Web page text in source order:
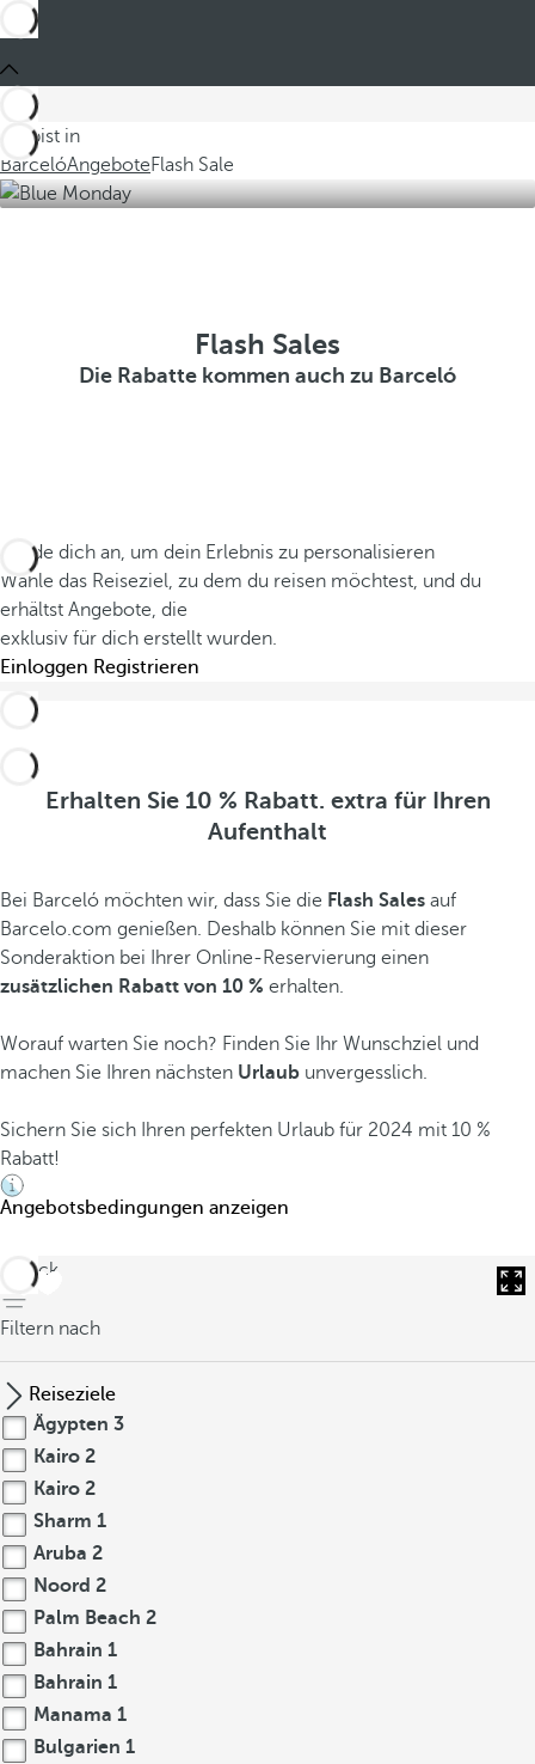
Du bist in
BarcelóAngeboteFlash Sale
Flash Sales
Die Rabatte kommen auch zu Barceló
Melde dich an, um dein Erlebnis zu personalisieren
Wähle das Reiseziel, zu dem du reisen möchtest, und du
erhältst Angebote, die
exklusiv für dich erstellt wurden.
Einloggen Registrieren
Erhalten Sie 10 % Rabatt. extra für Ihren
Aufenthalt
Bei Barceló möchten wir, dass Sie die Flash Sales auf
Barcelo.com genießen. Deshalb können Sie mit dieser
Sonderaktion bei Ihrer Online-Reservierung einen
zusätzlichen Rabatt von 10 % erhalten.
Worauf warten Sie noch? Finden Sie Ihr Wunschziel und
machen Sie Ihren nächsten Urlaub unvergesslich.
Sichern Sie sich Ihren perfekten Urlaub für 2024 mit 10 %
Rabatt!
Angebotsbedingungen anzeigen
zurück
Filtern nach
Reiseziele
Ägypten 3
Kairo 2
Kairo 2
Sharm 1
Aruba 2
Noord 2
Palm Beach 2
Bahrain 1
Bahrain 1
Manama 1
Bulgarien 1